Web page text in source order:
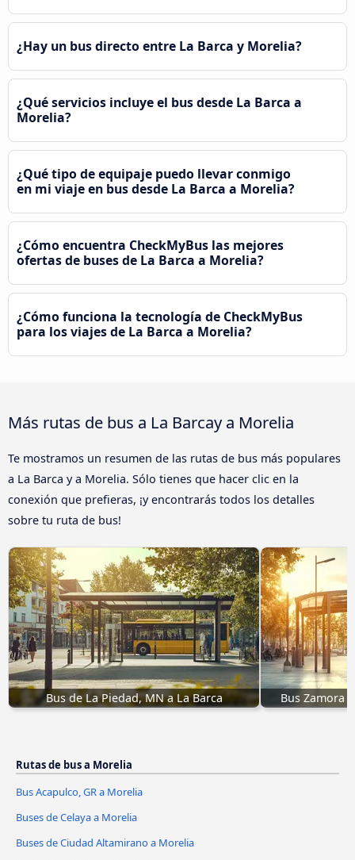
¿Hay un bus directo entre La Barca y Morelia?
¿Qué servicios incluye el bus desde La Barca a
Morelia?
¿Qué tipo de equipaje puedo llevar conmigo
en mi viaje en bus desde La Barca a Morelia?
¿Cómo encuentra CheckMyBus las mejores
ofertas de buses de La Barca a Morelia?
¿Cómo funciona la tecnología de CheckMyBus
para los viajes de La Barca a Morelia?
Más rutas de bus a La Barcay a Morelia
Te mostramos un resumen de las rutas de bus más populares
a La Barca y a Morelia. Sólo tienes que hacer clic en la
conexión que prefieras, ¡y encontrarás todos los detalles
sobre tu ruta de bus!
Bus de La Piedad, MN a La Barca Bus Zamora
Rutas de bus a Morelia
Bus Acapulco, GR a Morelia
Buses de Celaya a Morelia
Buses de Ciudad Altamirano a Morelia